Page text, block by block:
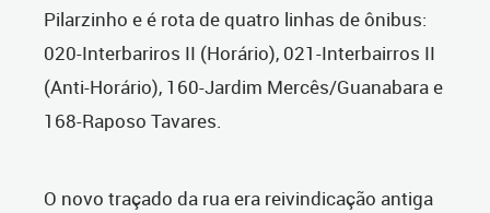
Pilarzinho e é rota de quatro linhas de ônibus:
020-Interbariros II (Horário), 021-Interbairros II
(Anti-Horário), 160-Jardim Mercês/Guanabara e
168-Raposo Tavares.
O novo traçado da rua era reivindicação antiga